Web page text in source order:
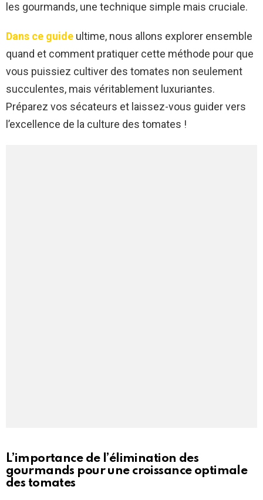
les gourmands, une technique simple mais cruciale.
Dans ce guide ultime, nous allons explorer ensemble
quand et comment pratiquer cette méthode pour que
vous puissiez cultiver des tomates non seulement
succulentes, mais véritablement luxuriantes.
Préparez vos sécateurs et laissez-vous guider vers
l’excellence de la culture des tomates !
L’importance de l’élimination des
gourmands pour une croissance optimale
des tomates